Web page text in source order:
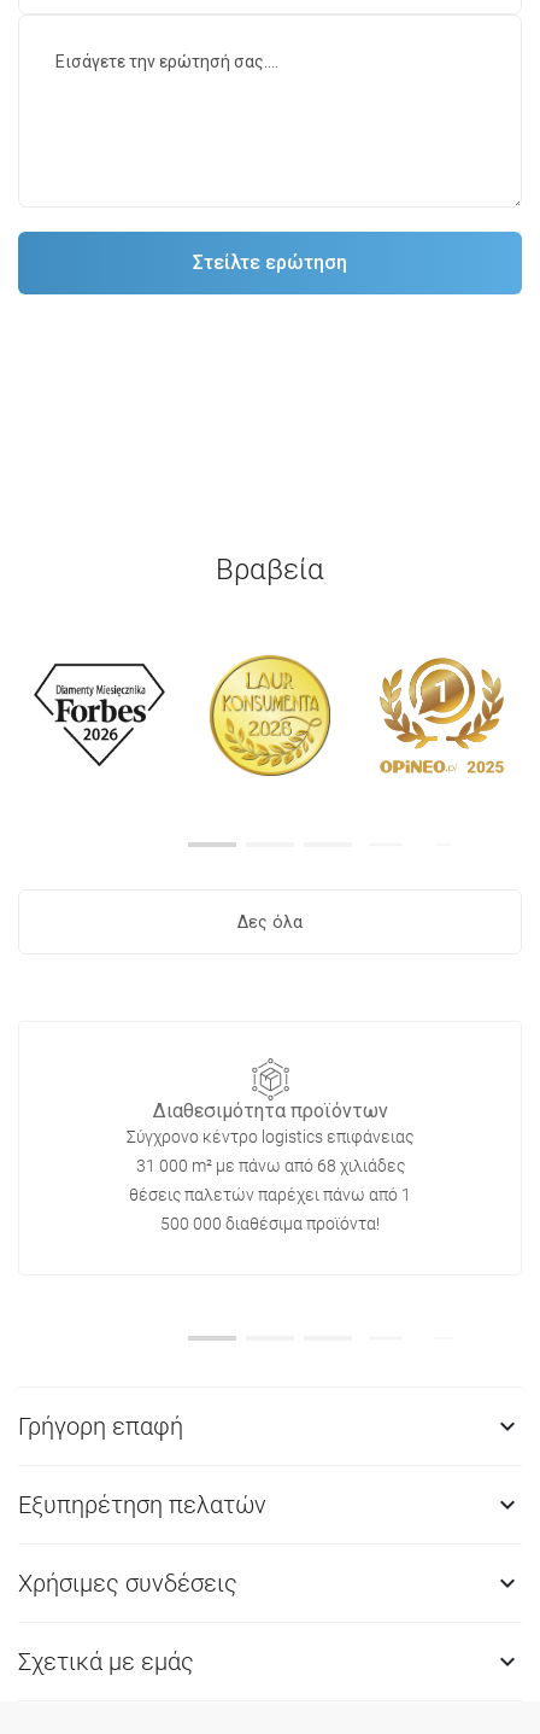
Βραβεία
Δες όλα
Διαθεσιμότητα προϊόντων
Σύγχρονο κέντρο logistics επιφάνειας
31 000 m² με πάνω από 68 χιλιάδες
θέσεις παλετών παρέχει πάνω από 1
500 000 διαθέσιμα προϊόντα!
Γρήγορη επαφή 
Εξυπηρέτηση πελατών 
Χρήσιμες συνδέσεις 
Σχετικά με εμάς 